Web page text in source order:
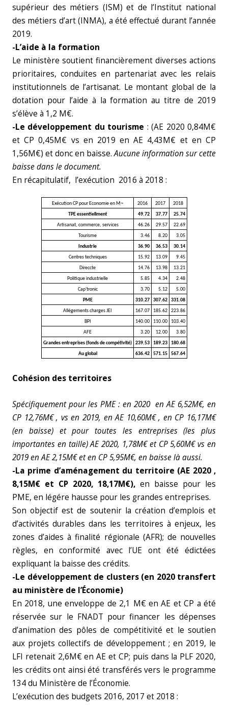
supérieur des métiers (ISM) et de l’Institut national
des métiers d’art (INMA), a été effectué durant l’année
2019.
-L’aide à la formation
Le ministère soutient financièrement diverses actions
prioritaires, conduites en partenariat avec les relais
institutionnels de l’artisanat. Le montant global de la
dotation pour l’aide à la formation au titre de 2019
s’élève à 1,2 M€.
-Le développement du tourisme : (AE 2020 0,84M€
et CP 0,45M€ vs en 2019 en AE 4,43M€ et en CP
1,56M€) et donc en baisse.Aucune information sur cette
baisse dans le document.
En récapitulatif, l’exécution 2016 à 2018 :
Exécution CP pour Economie en M¬ 2016 2017
2018
TPE essentiellment
49.72 37.77
25.74
Artisanat, commerce, services
46.26 29.57
22.69
Tourisme
3.46 8.20
3.05
Industrie
36.90 36.53
30.14
Centres techniques
15.92 13.09
9.45
Direccte
14.76 13.98
13.21
Politique industrielle
5.85 4.34
2.48
Cap'tronic
3.70 5.12
5.00
PME
310.27 307.62
331.08
Allégements charges JEI
167.07 185.62
223.86
BPI
140.00 110.00
103.40
AFE
3.20 12.00
3.80
Grandes entreprises (fonds de compétivité)
239.53 189.23
180.68
Au global
636.42 571.15 567.64
Cohésion des territoires
Spécifiquement pour les PME : en 2020 en AE 6,52M€, en
CP 12,76M€ , vs en 2019, en AE 10,60M€ , en CP 16,17M€
(en baisse) et pour toutes les entreprises (les plus
importantes en taille) AE 2020, 1,78M€ et CP 5,60M€ vs en
2019 en AE 2,15M€ et en CP 5,95M€, en baisse là aussi.
-La prime d’aménagement du territoire (AE 2020 ,
8,15M€ et CP 2020, 18,17M€), en baisse pour les
PME, en légére hausse pour les grandes entreprises.
Son objectif est de soutenir la création d’emplois et
d’activités durables dans les territoires à enjeux, les
zones d’aides à finalité régionale (AFR); de nouvelles
règles, en conformité avec l’UE ont été édictées
expliquant la baisse des crédits.
-Le développement de clusters (en 2020 transfert
au ministère de l’Économie)
En 2018, une enveloppe de 2,1 M€ en AE et CP a été
réservée sur le FNADT pour financer les dépenses
d’animation des pôles de compétitivité et le soutien
aux projets collectifs de développement ; en 2019, le
LFI retenait 2,6M€ en AE et CP; puis dans la PLF 2020,
les crédits ont ainsi été transférés vers le programme
134 du Ministère de l’Économie.
L’exécution des budgets 2016, 2017 et 2018 :